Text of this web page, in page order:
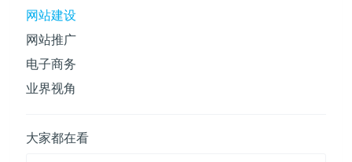
网站建设
网站推广
电子商务
业界视角
大家都在看